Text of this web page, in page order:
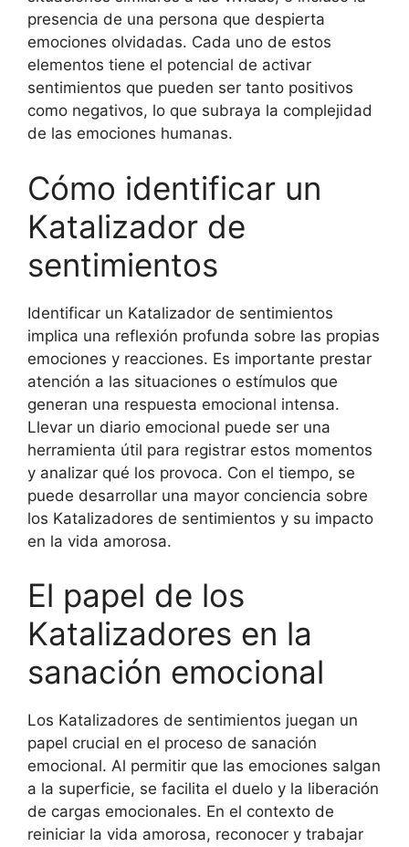
presencia de una persona que despierta
emociones olvidadas. Cada uno de estos
elementos tiene el potencial de activar
sentimientos que pueden ser tanto positivos
como negativos, lo que subraya la complejidad
de las emociones humanas.
Cómo identificar un
Katalizador de
sentimientos
Identificar un Katalizador de sentimientos
implica una reflexión profunda sobre las propias
emociones y reacciones. Es importante prestar
atención a las situaciones o estímulos que
generan una respuesta emocional intensa.
Llevar un diario emocional puede ser una
herramienta útil para registrar estos momentos
y analizar qué los provoca. Con el tiempo, se
puede desarrollar una mayor conciencia sobre
los Katalizadores de sentimientos y su impacto
en la vida amorosa.
El papel de los
Katalizadores en la
sanación emocional
Los Katalizadores de sentimientos juegan un
papel crucial en el proceso de sanación
emocional. Al permitir que las emociones salgan
a la superficie, se facilita el duelo y la liberación
de cargas emocionales. En el contexto de
reiniciar la vida amorosa, reconocer y trabajar